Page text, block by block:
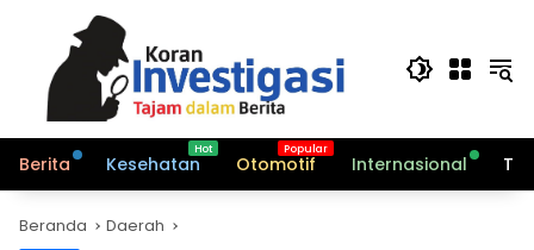
Berita Kesehatan Otomotif Internasional
Beranda Daerah